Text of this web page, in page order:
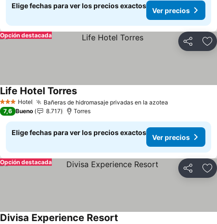
Elige fechas para ver los precios exactos
Ver precios
Compartir
Opción destacada
3 Estrellas
Hotel Bañeras de hidromasaje privadas en la azotea
Life Hotel Torres
7,6 Bueno 8.717 Torres
Elige fechas para ver los precios exactos
Ver precios
Compartir
Opción destacada
Divisa Experience Resort